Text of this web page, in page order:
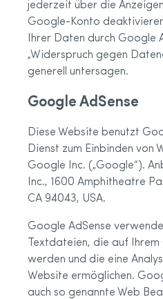
jederzeit über die
Google-Konto
Ihrer Daten durch Google
„Widerspruch gegen
generell untersagen.
Google AdSense
Diese Website benutzt
Dienst zum Einbinden von
Google Inc. („Google“).
Inc., 1600 Amphitheatre
CA 94043, USA.
Google AdSense
Textdateien, die auf
werden und die eine
Website ermöglichen.
auch so genannte Web